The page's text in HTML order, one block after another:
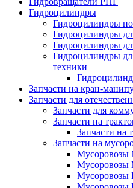
Гидроцилиндры
Гидроцилиндры
Гидроцилиндры
Гидроцилиндры
Гидроцилиндры
техники
Запчасти на кран-
Запчасти для
Запчасти для
Запчасти на
Запчасти на
Запчасти на
Мусоровозы